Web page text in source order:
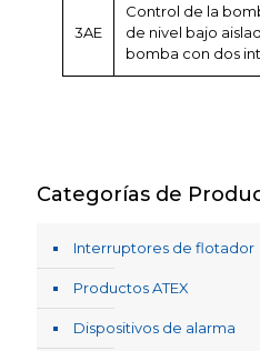
3AE
Control de la
de nivel bajo
bomba con dos
Categorías de
Interruptores de flotador
Productos ATEX
Dispositivos de alarma